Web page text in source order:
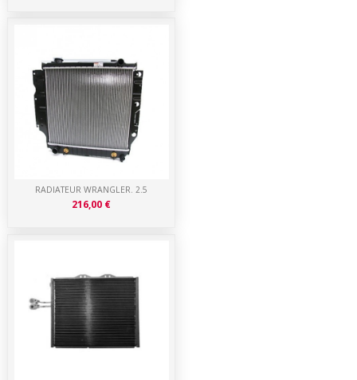
RADIATEUR WRANGLER. 2.5
216,00 €